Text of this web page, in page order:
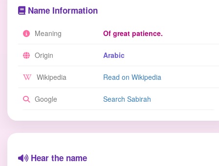
Name Information
Meaning Of great patience.
Origin Arabic
Wikipedia Read on Wikipedia
Google Search Sabirah
Hear the name